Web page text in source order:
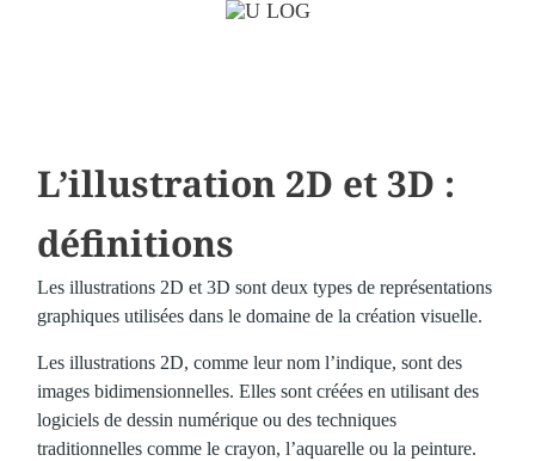
L’illustration 2D et 3D :
définitions
Les illustrations 2D et 3D sont deux types de représentations
graphiques utilisées dans le domaine de la création visuelle.
Les illustrations 2D, comme leur nom l’indique, sont des
images bidimensionnelles. Elles sont créées en utilisant des
logiciels de dessin numérique ou des techniques
traditionnelles comme le crayon, l’aquarelle ou la peinture.